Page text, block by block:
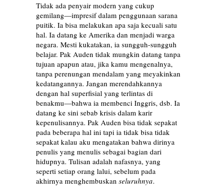
Tidak ada penyair modern yang cukup
gemilang—impresif dalam penggunaan sarana
puitik. Ia bisa melakukan apa saja kecuali satu
hal. Ia datang ke Amerika dan menjadi warga
negara. Mesti kukatakan, ia sungguh-sungguh
belajar. Pak Auden tidak mungkin datang tanpa
tujuan apapun atau, jika kamu mengenalnya,
tanpa perenungan mendalam yang meyakinkan
kedatangannya. Jangan merendahkannya
dengan hal superfisial yang terlintas di
benakmu—bahwa ia membenci Inggris, dsb. Ia
datang ke sini sebab krisis dalam karir
kepenulisannya. Pak Auden bisa tidak sepakat
pada beberapa hal ini tapi ia tidak bisa tidak
sepakat kalau aku mengatakan bahwa dirinya
penulis yang menulis sebagai bagian dari
hidupnya. Tulisan adalah nafasnya, yang
seperti setiap orang lalui, sebelum pada
akhirnya menghembuskan seluruhnya.